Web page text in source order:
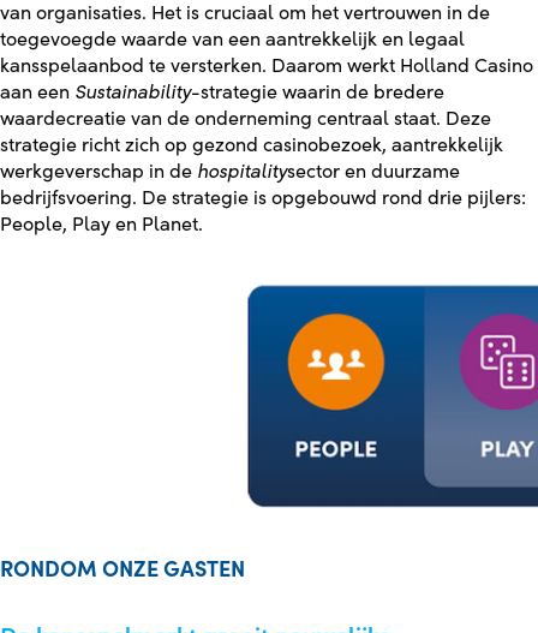
van organisaties. Het is cruciaal om het vertrouwen in de
toegevoegde waarde van een aantrekkelijk en legaal
kansspelaanbod te versterken. Daarom werkt Holland Casino
aan een Sustainability-strategie waarin de bredere
waardecreatie van de onderneming centraal staat. Deze
strategie richt zich op gezond casinobezoek, aantrekkelijk
werkgeverschap in de hospitalitysector en duurzame
bedrijfsvoering. De strategie is opgebouwd rond drie pijlers:
People, Play en Planet.
RONDOM ONZE GASTEN